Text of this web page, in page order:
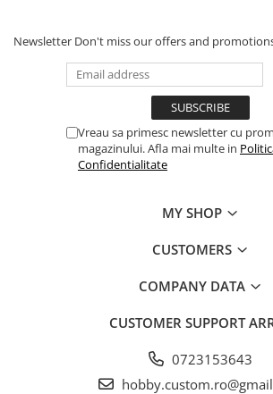
Newsletter Don't miss our offers and
Vreau sa primesc newsletter cu
magazinului. Afla mai multe in
Confidentialitate
MY SHOP
CUSTOMERS
COMPANY DATA
CUSTOMER SUPPORT
0723153643